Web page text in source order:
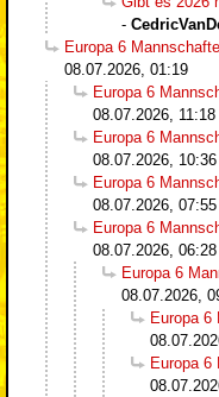
-
Europa 6
08.07.2026, 01:19
Europa 6
08.07.2026, 11:18
Europa 6
08.07.2026, 10:36
Europa 6
08.07.2026, 07:55
Europa 6
08.07.2026, 06:28
Europa 6
08.07.2026,
Europa 6
Europa 6